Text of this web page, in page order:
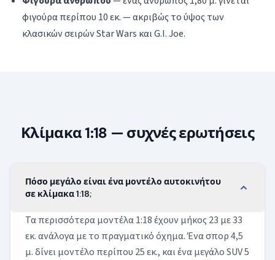
φιγούρα περίπου 10 εκ. — ακριβώς το ύψος των
κλασικών σειρών Star Wars και G.I. Joe.
Κλίμακα 1:18 — συχνές ερωτήσεις
Πόσο μεγάλο είναι ένα μοντέλο αυτοκινήτου
σε κλίμακα 1:18;
Τα περισσότερα μοντέλα 1:18 έχουν μήκος 23 με 33
εκ. ανάλογα με το πραγματικό όχημα. Ένα σπορ 4,5
μ. δίνει μοντέλο περίπου 25 εκ., και ένα μεγάλο SUV 5